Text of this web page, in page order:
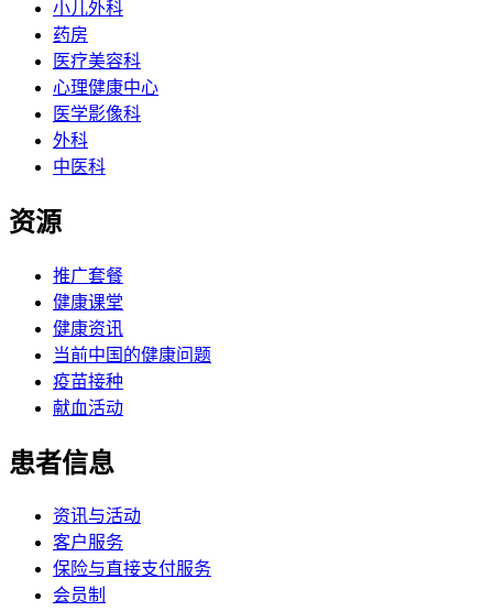
小儿外科
药房
医疗美容科
心理健康中心
医学影像科
外科
中医科
资源
推广套餐
健康课堂
健康资讯
当前中国的健康问题
疫苗接种
献血活动
患者信息
资讯与活动
客户服务
保险与直接支付服务
会员制